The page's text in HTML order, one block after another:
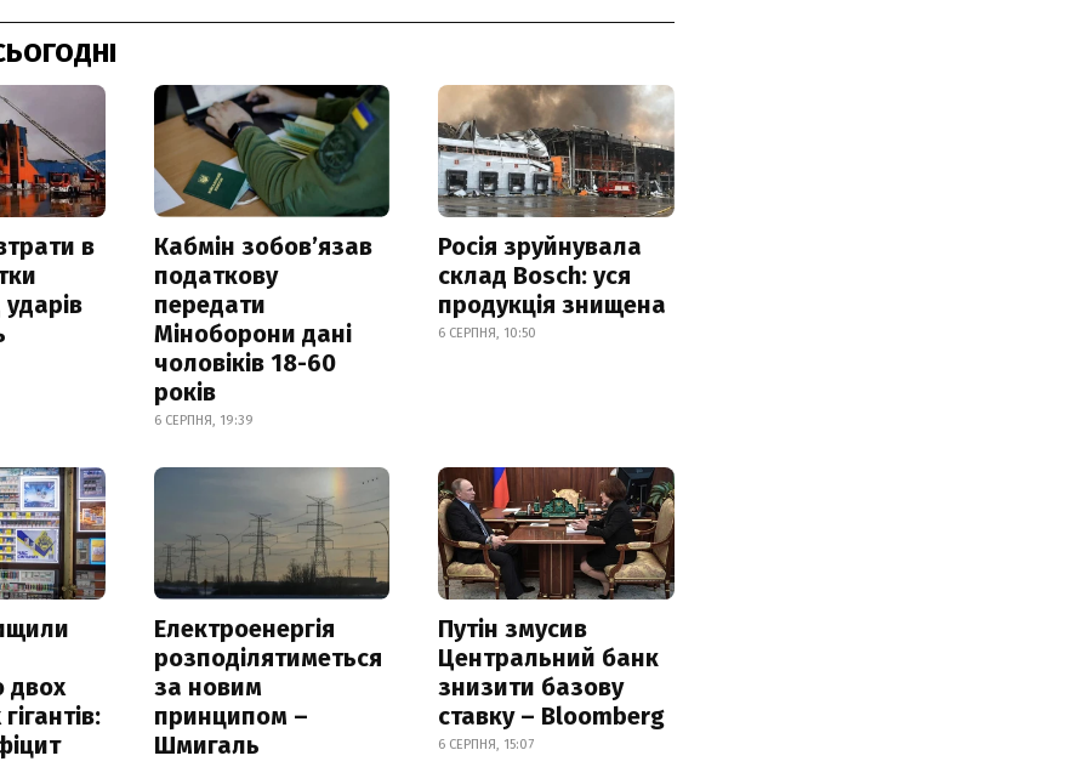
в
Кабмін зобовʼязав
податкову
передати
Міноборони дані
чоловіків 18-60
років
6 СЕРПНЯ, 19:39
Росія зруйнувала
склад Bosch: уся
продукція знищена
6 СЕРПНЯ, 10:50
двох
Електроенергія
розподілятиметься
за новим
принципом –
Шмигаль
Путін змусив
Центральний банк
знизити базову
ставку – Bloomberg
6 СЕРПНЯ, 15:07